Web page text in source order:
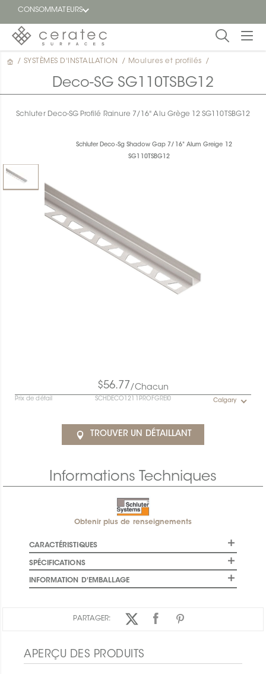
CONSOMMATEURS
En
vedette
un
détaillant
/ SYSTÈMES D'INSTALLATION / Moulures et profilés /
Deco-SG SG110TSBG12
Schluter Deco-SG Profilé Rainure 7/16" Alu Grège 12 SG110TSBG12
Schluter Deco-Sg Shadow Gap 7/16" Alum Greige 12
SG110TSBG12
$56.77 /Chacun
Prix de détail SCHDECO1211PROFGREI0 Calgary
TROUVER UN DÉTAILLANT
Informations Techniques
Obtenir plus de renseignements
CARACTÉRISTIQUES
SPÉCIFICATIONS
INFORMATION D'EMBALLAGE
PARTAGER:
APERÇU DES PRODUITS